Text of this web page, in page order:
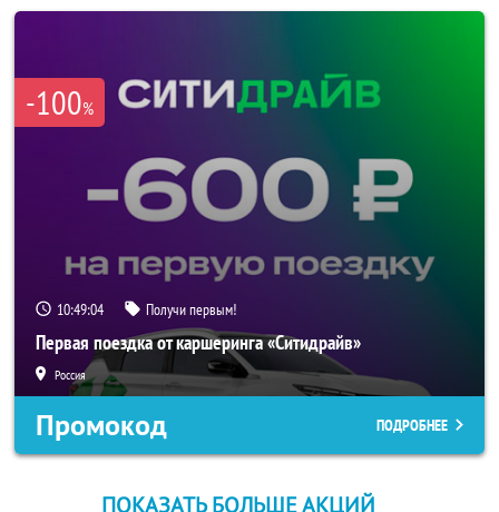
-100%
10:49:04 Получи первым!
Первая поездка от каршеринга «Ситидрайв»
Россия
Промокод ПОДРОБНЕЕ
ПОКАЗАТЬ БОЛЬШЕ АКЦИЙ